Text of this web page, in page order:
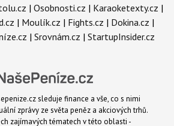
| Osobnosti.cz | Karaoketexty.cz |
| Moulík.cz | Fights.cz | Dokina.cz |
| Srovnám.cz | StartupInsider.cz
sleduje finance a vše, co s nimi
zprávy ze světa peněz a akciových trhů.
zajímavých tématech v této oblasti -